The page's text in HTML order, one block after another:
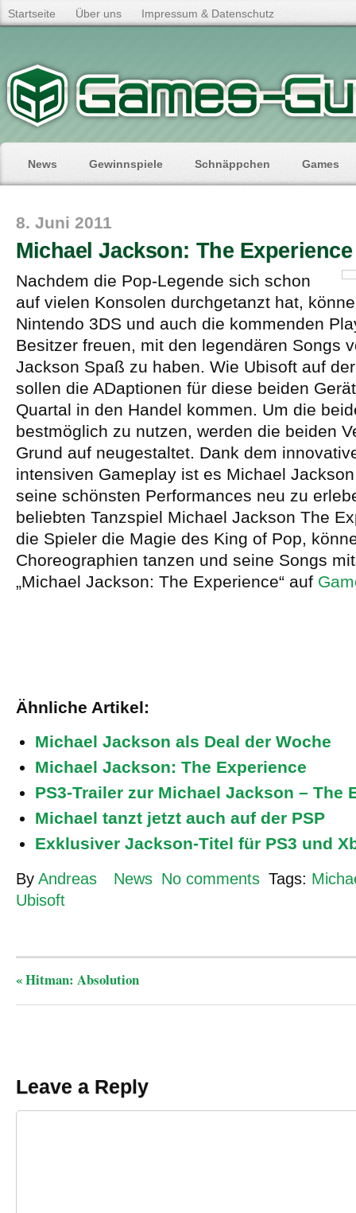
Startseite Über uns Impressum & Datenschutz
News Gewinnspiele Schnäppchen Games
8. Juni 2011
Michael Jackson: The
Nachdem die Pop-Legende sich schon
auf vielen Konsolen durchgetanzt hat,
Nintendo 3DS und auch die kommenden
Besitzer freuen, mit den legendären Songs
Jackson Spaß zu haben. Wie Ubisoft auf
sollen die ADaptionen für diese beiden
Quartal in den Handel kommen. Um die
bestmöglich zu nutzen, werden die beiden
Grund auf neugestaltet. Dank dem
intensiven Gameplay ist es Michael
seine schönsten Performances neu zu
beliebten Tanzspiel Michael Jackson The
die Spieler die Magie des King of Pop,
Choreographien tanzen und seine Songs
„Michael Jackson: The Experience“ auf
Ähnliche Artikel:
Michael Jackson als Deal der Woche
Michael Jackson: The Experience
PS3-Trailer zur Michael Jackson – The
Michael tanzt jetzt auch auf der PSP
Exklusiver Jackson-Titel für PS3 und
By Andreas News No comments Tags:
Ubisoft
«Hitman: Absolution
Leave a Reply